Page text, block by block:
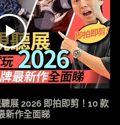
展 2026 即拍即剪！10 款
新作全面睇